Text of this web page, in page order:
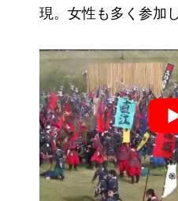
現。女性も多く参加